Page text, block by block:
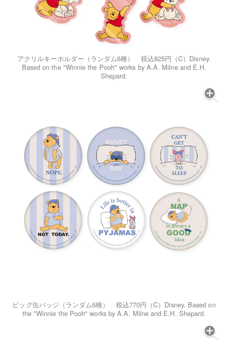
アクリルキーホルダー（ランダム6種） 税込825円（C）Disney.
Based on the "Winnie the Pooh" works by A.A. Milne and E.H.
Shepard.
ビッグ缶バッジ（ランダム6種） 税込770円（C）Disney. Based on
the "Winnie the Pooh" works by A.A. Milne and E.H. Shepard.